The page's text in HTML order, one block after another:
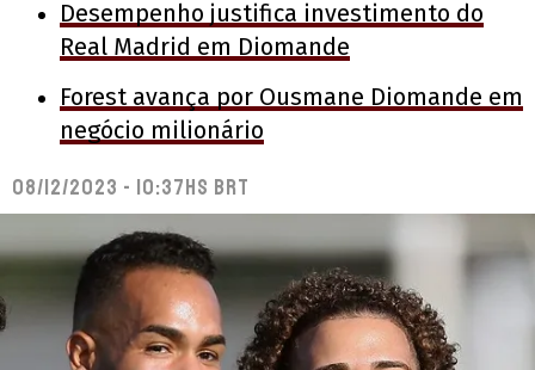
Desempenho justifica investimento do
Real Madrid em Diomande
Forest avança por Ousmane Diomande em
negócio milionário
08/12/2023 - 10:37hs BRT